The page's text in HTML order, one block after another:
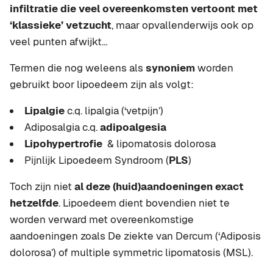
infiltratie die veel overeenkomsten vertoont met
‘klassieke’ vetzucht, maar opvallenderwijs ook op
veel punten afwijkt…
Termen die nog weleens alssynoniemworden
gebruikt boor lipoedeem zijn als volgt:
Lipalgiec.q. lipalgia (‘vetpijn’)
Adiposalgia c.q.adipoalgesia
Lipohypertrofie & lipomatosis dolorosa
Pijnlijk Lipoedeem Syndroom (PLS)
Toch zijn niet al deze (huid)aandoeningen exact
hetzelfde. Lipoedeem dient bovendien niet te
worden verward met overeenkomstige
aandoeningen zoals De ziekte van Dercum (‘Adiposis
dolorosa’) of multiple symmetric lipomatosis (MSL).